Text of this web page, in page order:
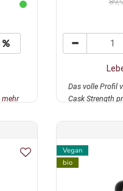
mehr
Das volle Profil
Cask Strength
Vegan
bio